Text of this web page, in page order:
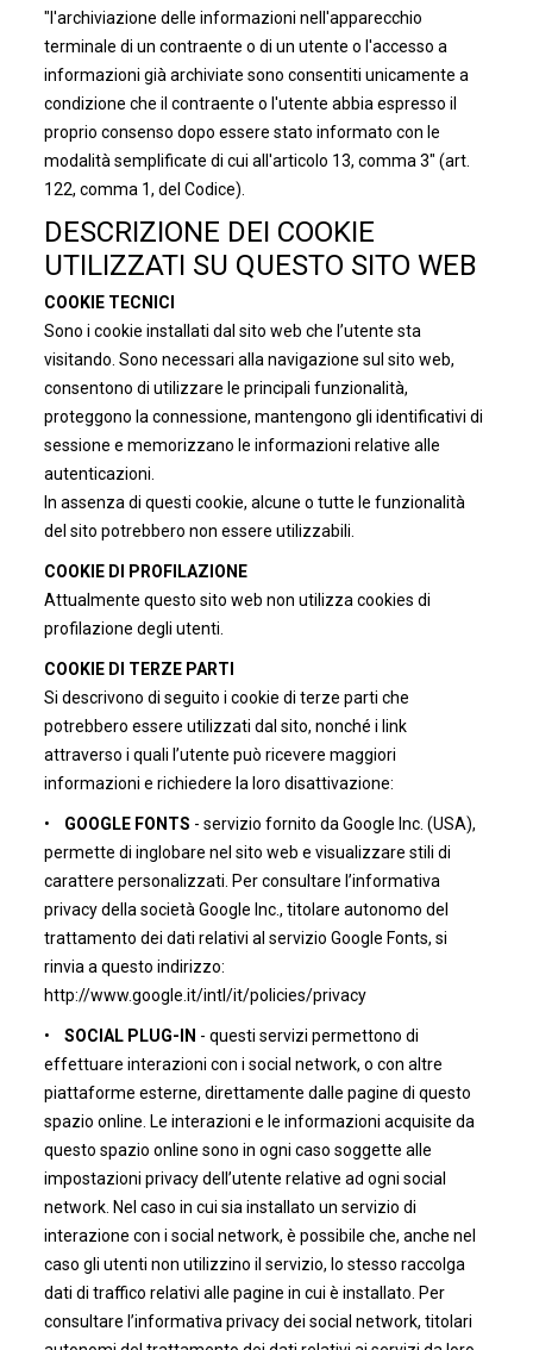
"l'archiviazione delle informazioni nell'apparecchio
terminale di un contraente o di un utente o l'accesso a
informazioni già archiviate sono consentiti unicamente a
condizione che il contraente o l'utente abbia espresso il
proprio consenso dopo essere stato informato con le
modalità semplificate di cui all'articolo 13, comma 3" (art.
122, comma 1, del Codice).
DESCRIZIONE DEI COOKIE
UTILIZZATI SU QUESTO SITO WEB
COOKIE TECNICI
Sono i cookie installati dal sito web che l’utente sta
visitando. Sono necessari alla navigazione sul sito web,
consentono di utilizzare le principali funzionalità,
proteggono la connessione, mantengono gli identificativi di
sessione e memorizzano le informazioni relative alle
autenticazioni.
In assenza di questi cookie, alcune o tutte le funzionalità
del sito potrebbero non essere utilizzabili.
COOKIE DI PROFILAZIONE
Attualmente questo sito web non utilizza cookies di
profilazione degli utenti.
COOKIE DI TERZE PARTI
Si descrivono di seguito i cookie di terze parti che
potrebbero essere utilizzati dal sito, nonché i link
attraverso i quali l’utente può ricevere maggiori
informazioni e richiedere la loro disattivazione:
• GOOGLE FONTS - servizio fornito da Google Inc. (USA),
permette di inglobare nel sito web e visualizzare stili di
carattere personalizzati. Per consultare l’informativa
privacy della società Google Inc., titolare autonomo del
trattamento dei dati relativi al servizio Google Fonts, si
rinvia a questo indirizzo:
http://www.google.it/intl/it/policies/privacy
•SOCIAL PLUG-IN - questi servizi permettono di
effettuare interazioni con i social network, o con altre
piattaforme esterne, direttamente dalle pagine di questo
spazio online. Le interazioni e le informazioni acquisite da
questo spazio online sono in ogni caso soggette alle
impostazioni privacy dell’utente relative ad ogni social
network. Nel caso in cui sia installato un servizio di
interazione con i social network, è possibile che, anche nel
caso gli utenti non utilizzino il servizio, lo stesso raccolga
dati di traffico relativi alle pagine in cui è installato. Per
consultare l’informativa privacy dei social network, titolari